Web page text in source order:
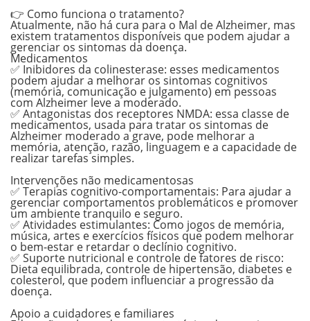
👉 Como funciona o tratamento?
Atualmente, não há cura para o Mal de Alzheimer, mas
existem tratamentos disponíveis que podem ajudar a
gerenciar os sintomas da doença.
Medicamentos
✅ Inibidores da colinesterase: esses medicamentos
podem ajudar a melhorar os sintomas cognitivos
(memória, comunicação e julgamento) em pessoas
com Alzheimer leve a moderado.
✅ Antagonistas dos receptores NMDA: essa classe de
medicamentos, usada para tratar os sintomas de
Alzheimer moderado a grave, pode melhorar a
memória, atenção, razão, linguagem e a capacidade de
realizar tarefas simples.
Intervenções não medicamentosas
✅ Terapias cognitivo-comportamentais: Para ajudar a
gerenciar comportamentos problemáticos e promover
um ambiente tranquilo e seguro.
✅ Atividades estimulantes: Como jogos de memória,
música, artes e exercícios físicos que podem melhorar
o bem-estar e retardar o declínio cognitivo.
✅ Suporte nutricional e controle de fatores de risco:
Dieta equilibrada, controle de hipertensão, diabetes e
colesterol, que podem influenciar a progressão da
doença.
Apoio a cuidadores e familiares